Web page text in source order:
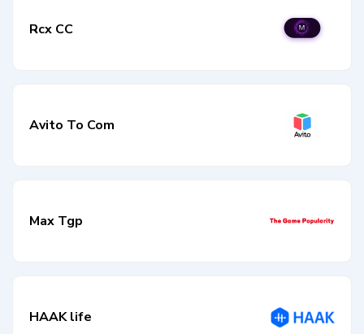
Rcx CC
Avito To Com
Max Tgp
HAAK life